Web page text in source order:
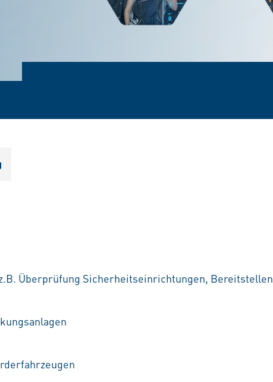
Überprüfung Sicherheitseinrichtungen, Bereitstellen